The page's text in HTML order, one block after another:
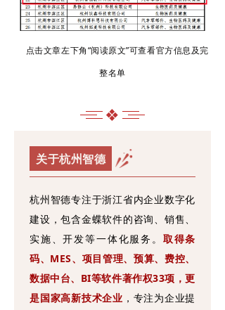
点击文章左下角“阅读原文”可查看官方信息及完
整名单
❖
关于杭州智德
杭州智德专注于浙江省内企业数字化
建设，包含金蝶软件的咨询、销售、
实施、开发等一体化服务。 取得条
码、MES、项目管理、预算、费控、
数据中台、BI等软件著作权33项，更
是国家高新技术企业 ，专注为企业提